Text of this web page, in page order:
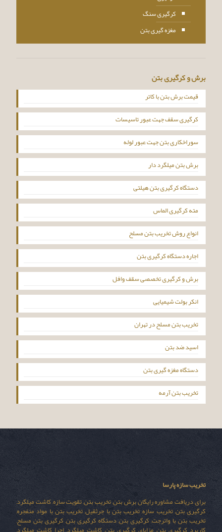
کرگیری سنگ
مغزه گیری بتن
برش و کرگیری بتن
قیمت برش بتن با کاتر
کرگیری سقف جهت عبور تاسیسات
سوراخکاری بتن جهت عبور لوله
برش بتن میلگرد دار
دستگاه کرگیری بتن هیلتی
مته کرگیری الماس
انواع روش تخریب بتن مسلح
اجاره دستگاه کرگیری بتن
برش و کرگیری تخصصی سقف وافل
انکر بولت شیمیایی
تخریب بتن مسلح در تهران
اسید ضد بتن
دستگاه مغزه گیری بتن
تخریب بتن آرمه
تخریب سازه پارسا
برای دریافت مشاوره رایگان برش بتن, تخریب بتن, تقویت سازه, کاشت میلگرد,
کرگیری بتن, تخریب سازه, تخریب بتن با جرثقیل, تخریب بتن با مواد منفجره,
تخریب بتن با واترجت, کرگیری بتن, دستگاه کرگیری بتن, کرگیری بتن مسلح,